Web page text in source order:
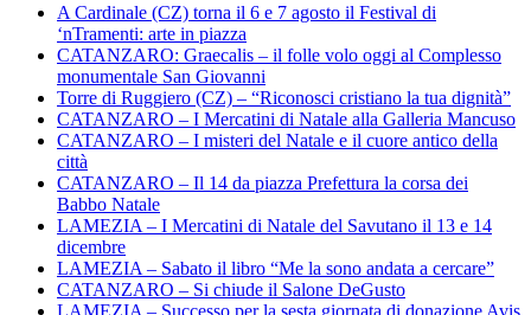
A Cardinale (CZ) torna il 6 e 7 agosto il Festival di
‘nTramenti: arte in piazza
CATANZARO: Graecalis – il folle volo oggi al Complesso
monumentale San Giovanni
Torre di Ruggiero (CZ) – “Riconosci cristiano la tua dignità”
CATANZARO – I Mercatini di Natale alla Galleria Mancuso
CATANZARO – I misteri del Natale e il cuore antico della
città
CATANZARO – Il 14 da piazza Prefettura la corsa dei
Babbo Natale
LAMEZIA – I Mercatini di Natale del Savutano il 13 e 14
dicembre
LAMEZIA – Sabato il libro “Me la sono andata a cercare”
CATANZARO – Si chiude il Salone DeGusto
LAMEZIA – Successo per la sesta giornata di donazione Avis